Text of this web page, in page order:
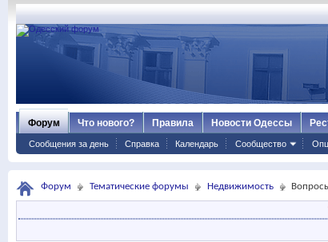
Форум
Сообщения за день Справка Календарь Сообщество
Что нового? Правила Новости Одессы
Форум Тематические форумы Недвижимость